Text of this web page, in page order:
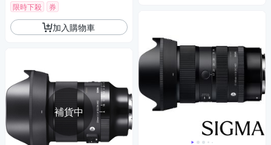
限時下殺
券
加入購物車
補貨中